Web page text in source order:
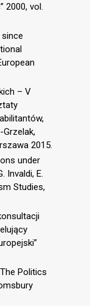
2000, vol.
since
– V
Grzelak,
2015.
under
Invaldi, E.
Studies,
Politics